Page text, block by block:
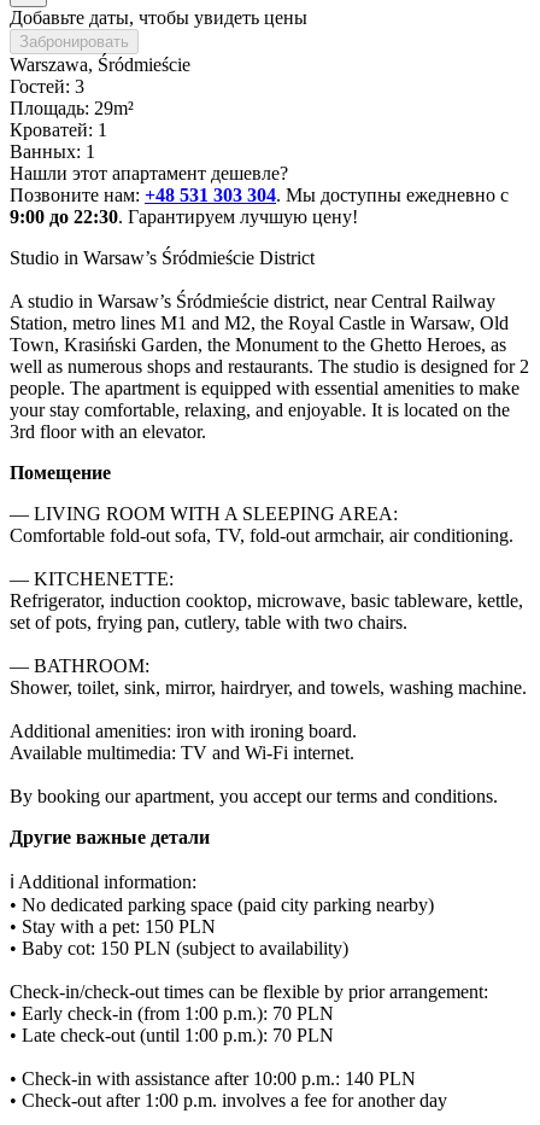
Добавьте даты, чтобы увидеть цены
Забронировать
Warszawa, Śródmieście
Гостей: 3
Площадь: 29m²
Кроватей: 1
Ванных: 1
Нашли этот апартамент дешевле?
Позвоните нам: +48 531 303 304. Мы доступны ежедневно с
9:00 до 22:30. Гарантируем лучшую цену!
Studio in Warsaw’s Śródmieście District
A studio in Warsaw’s Śródmieście district, near Central Railway
Station, metro lines M1 and M2, the Royal Castle in Warsaw, Old
Town, Krasiński Garden, the Monument to the Ghetto Heroes, as
well as numerous shops and restaurants. The studio is designed for 2
people. The apartment is equipped with essential amenities to make
your stay comfortable, relaxing, and enjoyable. It is located on the
3rd floor with an elevator.
Помещение
— LIVING ROOM WITH A SLEEPING AREA:
Comfortable fold-out sofa, TV, fold-out armchair, air conditioning.
— KITCHENETTE:
Refrigerator, induction cooktop, microwave, basic tableware, kettle,
set of pots, frying pan, cutlery, table with two chairs.
— BATHROOM:
Shower, toilet, sink, mirror, hairdryer, and towels, washing machine.
Additional amenities: iron with ironing board.
Available multimedia: TV and Wi-Fi internet.
By booking our apartment, you accept our terms and conditions.
Другие важные детали
ℹ️ Additional information:
• No dedicated parking space (paid city parking nearby)
• Stay with a pet: 150 PLN
• Baby cot: 150 PLN (subject to availability)
Check-in/check-out times can be flexible by prior arrangement:
• Early check-in (from 1:00 p.m.): 70 PLN
• Late check-out (until 1:00 p.m.): 70 PLN
• Check-in with assistance after 10:00 p.m.: 140 PLN
• Check-out after 1:00 p.m. involves a fee for another day